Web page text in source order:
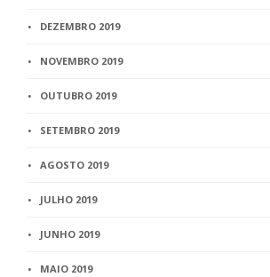
DEZEMBRO 2019
NOVEMBRO 2019
OUTUBRO 2019
SETEMBRO 2019
AGOSTO 2019
JULHO 2019
JUNHO 2019
MAIO 2019